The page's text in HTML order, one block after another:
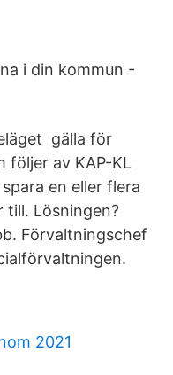
i din kommun -
gälla för
följer av KAP-KL
en eller flera
till. Lösningen?
Förvaltningschef
2021